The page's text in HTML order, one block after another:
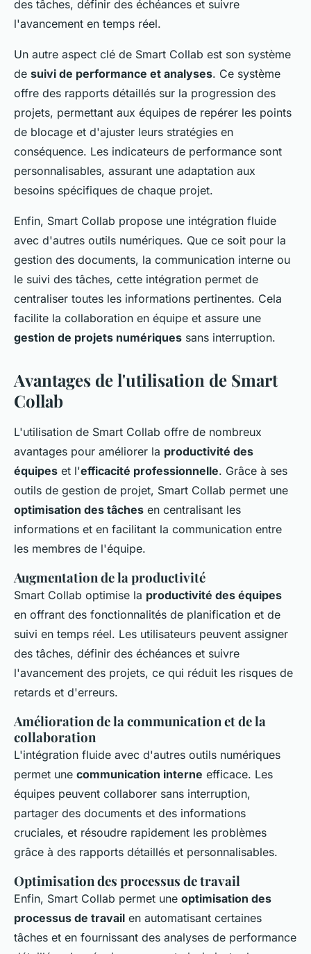
des tâches, définir des échéances et suivre
l'avancement en temps réel.
Un autre aspect clé de Smart Collab est son système
de suivi de performance et analyses. Ce système
offre des rapports détaillés sur la progression des
projets, permettant aux équipes de repérer les points
de blocage et d'ajuster leurs stratégies en
conséquence. Les indicateurs de performance sont
personnalisables, assurant une adaptation aux
besoins spécifiques de chaque projet.
Enfin, Smart Collab propose une intégration fluide
avec d'autres outils numériques. Que ce soit pour la
gestion des documents, la communication interne ou
le suivi des tâches, cette intégration permet de
centraliser toutes les informations pertinentes. Cela
facilite la collaboration en équipe et assure une
gestion de projets numériques sans interruption.
Avantages de l'utilisation de Smart
Collab
L'utilisation de Smart Collab offre de nombreux
avantages pour améliorer la productivité des
équipes et l'efficacité professionnelle. Grâce à ses
outils de gestion de projet, Smart Collab permet une
optimisation des tâches en centralisant les
informations et en facilitant la communication entre
les membres de l'équipe.
Augmentation de la productivité
Smart Collab optimise la productivité des équipes
en offrant des fonctionnalités de planification et de
suivi en temps réel. Les utilisateurs peuvent assigner
des tâches, définir des échéances et suivre
l'avancement des projets, ce qui réduit les risques de
retards et d'erreurs.
Amélioration de la communication et de la
collaboration
L'intégration fluide avec d'autres outils numériques
permet une communication interne efficace. Les
équipes peuvent collaborer sans interruption,
partager des documents et des informations
cruciales, et résoudre rapidement les problèmes
grâce à des rapports détaillés et personnalisables.
Optimisation des processus de travail
Enfin, Smart Collab permet une optimisation des
processus de travail en automatisant certaines
tâches et en fournissant des analyses de performance